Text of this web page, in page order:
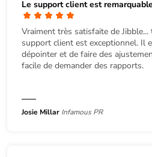
Le support client est
Vraiment très satisfaite de
support client est exceptionnel. Il
dépointer et de faire des
facile de demander des rapports.
Josie Millar Infamous PR